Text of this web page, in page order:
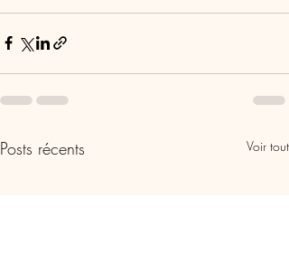
Posts récents Voir tout